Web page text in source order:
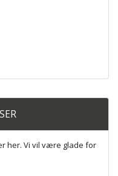
her. Vi vil være glade for